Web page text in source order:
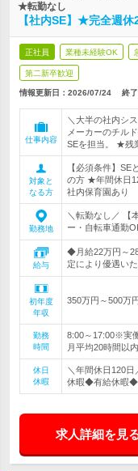
★転勤なし
【社内SE】★完全週
正社員 業種未経験OK
第二新卒歓迎
情報更新日：2026/07/24 終
仕事内容
＼大半の社内シ
メーカーのチル
SEを担当。 ★残
対象と
なる方
【必須条件】
の方 ★年間休日
社内保育園あり
勤務地
＼転勤なし／ 【
ー・自転車通勤
給与
◆月給22万円～
定により優遇い
初年度
年収
350万円～500万
勤務
時間
8:00～17:00※実
月平均20時間以内
休日
休暇
＼年間休日120
休暇◆有給休暇◆
求人詳細を見